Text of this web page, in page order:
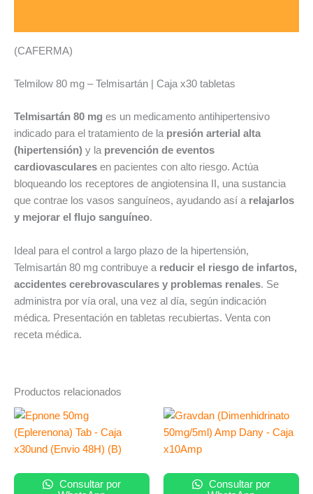
(CAFERMA)
Telmilow 80 mg – Telmisartán | Caja x30 tabletas
Telmisartán 80 mg es un medicamento antihipertensivo
indicado para el tratamiento de la presión arterial alta
(hipertensión) y la prevención de eventos
cardiovasculares en pacientes con alto riesgo. Actúa
bloqueando los receptores de angiotensina II, una sustancia
que contrae los vasos sanguíneos, ayudando así a relajarlos
y mejorar el flujo sanguíneo.
Ideal para el control a largo plazo de la hipertensión,
Telmisartán 80 mg contribuye a reducir el riesgo de infartos,
accidentes cerebrovasculares y problemas renales. Se
administra por vía oral, una vez al día, según indicación
médica. Presentación en tabletas recubiertas. Venta con
receta médica.
Productos relacionados
Consultar por
Consultar por